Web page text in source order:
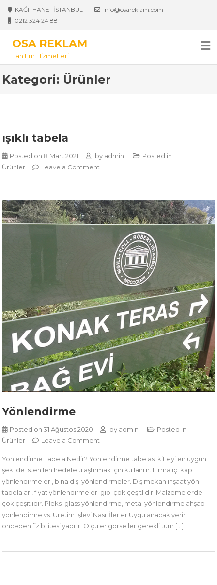
KAĞITHANE -İSTANBUL
info@osareklam.com
0212 324 24 88
OSA REKLAM
Tanıtım Hizmetleri
Kategori: Ürünler
ışıklı tabela
Posted on 8 Mart 2021 by admin
Posted in
Ürünler
Leave a Comment
tabela
Yönlendirme
Posted on31 Ağustos 2020 by admin
Posted in
Ürünler
Leave a Comment
Yönlendirme Tabela Nedir? Yönlendirme tabelası kitleyi en uygun
şekilde istenilen hedefe ulaştırmak için kullanılır. Firma içi kapı
yönlendirmeleri, bina dışı yönlendirmeler. Dış mekan inşaat yön
tabelaları, fiyat yönlendirmeleri gibi çok çeşitlidir. Malzemelerde
çok çeşitlidir. Pleksi glass yönlendirme, metal yönlendirme ahşap
yönlendirme vs. Üretim İşlevi Nasıl İlerler Uygulanacak yerin
önceden fizibilitesi yapılır. Ölçüler görseller gerekli tüm […]